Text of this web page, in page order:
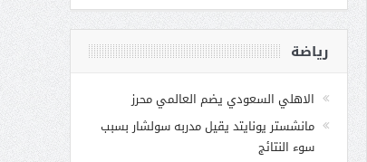
رياضة
الاهلي السعودي يضم العالمي محرز
مانشستر يونايتد يقيل مدربه سولشار بسبب
سوء النتائج